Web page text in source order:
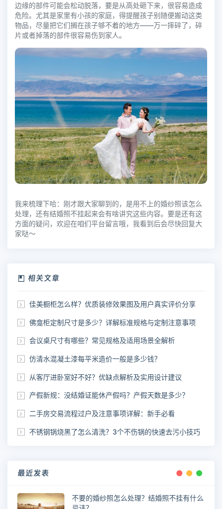
边缘的部件可能会松动脱落，要是从高处砸下来，很容易造成
危险。尤其是家里有小孩的家庭，得提醒孩子别随便搬动这类
物品，尽量把它们搁在孩子够不着的地方——万一摔碎了，碎
片或者掉落的部件很容易伤到家人。
我来梳理下哈：刚才跟大家聊到的，是用不上的婚纱照该怎么
处理，还有结婚照不挂起来会有啥讲究这些内容。要是还有这
方面的疑问，欢迎在咱们平台留言哦，我看到后会尽快回复大
家哒～
相关文章
佳美橱柜怎么样？优质装修效果图及用户真实评价分享
佛龛柜定制尺寸是多少？详解标准规格与定制注意事项
会议桌尺寸有哪些？常见规格及适用场景全解析
仿清水混凝土漆每平米造价一般是多少钱？
从客厅进卧室好不好？优缺点解析及实用设计建议
产假新规：没结婚证能休产假吗？产假天数是多少？
二手房交易流程过户及注意事项详解：新手必看
不锈钢锅烧黑了怎么清洗？3个不伤锅的快速去污小技巧
最近发表
不要的婚纱照怎么处理？结婚照不挂有什么